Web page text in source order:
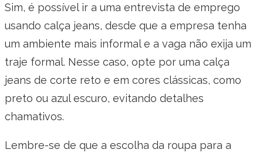
Sim, é possível ir a uma entrevista de emprego
usando calça jeans, desde que a empresa tenha
um ambiente mais informal e a vaga não exija um
traje formal. Nesse caso, opte por uma calça
jeans de corte reto e em cores clássicas, como
preto ou azul escuro, evitando detalhes
chamativos.
Lembre-se de que a escolha da roupa para a